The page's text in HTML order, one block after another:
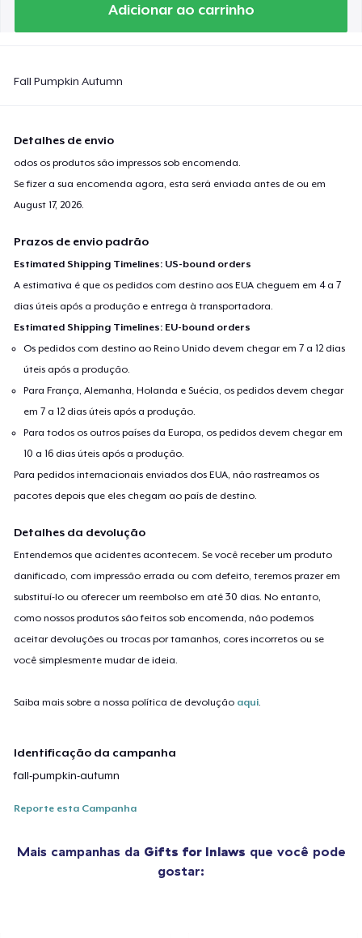
Adicionar ao carrinho
Fall Pumpkin Autumn
Detalhes de envio
odos os produtos são impressos sob encomenda.
Se fizer a sua encomenda agora, esta será enviada antes de ou em
August 17, 2026.
Prazos de envio padrão
Estimated Shipping Timelines: US-bound orders
A estimativa é que os pedidos com destino aos EUA cheguem em 4 a 7
dias úteis após a produção e entrega à transportadora.
Estimated Shipping Timelines: EU-bound orders
Os pedidos com destino ao Reino Unido devem chegar em 7 a 12 dias
úteis após a produção.
Para França, Alemanha, Holanda e Suécia, os pedidos devem chegar
em 7 a 12 dias úteis após a produção.
Para todos os outros países da Europa, os pedidos devem chegar em
10 a 16 dias úteis após a produção.
Para pedidos internacionais enviados dos EUA, não rastreamos os
pacotes depois que eles chegam ao país de destino.
Detalhes da devolução
Entendemos que acidentes acontecem. Se você receber um produto
danificado, com impressão errada ou com defeito, teremos prazer em
substituí-lo ou oferecer um reembolso em até 30 dias. No entanto,
como nossos produtos são feitos sob encomenda, não podemos
aceitar devoluções ou trocas por tamanhos, cores incorretos ou se
você simplesmente mudar de ideia.
Saiba mais sobre a nossa política de devolução aqui.
Identificação da campanha
fall-pumpkin-autumn
Reporte esta Campanha
Mais campanhas da Gifts for Inlaws que você pode
gostar: